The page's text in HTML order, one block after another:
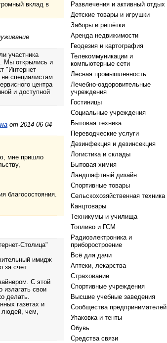
вклад в
участника
Мы открылись и
"Интернет
специалистам
центра
и доступной
от 2014-06-04
мне пришло
благосостояния.
Столица"
имидж
за счет
С этой
свои
делать.
газетах и
людей, чем,
Развлечения и активный отдых
Детские товары и игрушки
Заборы и решётки
Аренда недвижимости
Геодезия и картография
Телекоммуникации и
компьютерные сети
Лесная промышленность
Лечебно-оздоровительные
учреждения
Гостиницы
Социальные учреждения
Бытовая техника
Переводческие услуги
Дезинфекция и дезинсекция
Логистика и склады
Бытовая химия
Ландшафтный дизайн
Спортивные товары
Сельскохозяйственная техника
Канцтовары
Техникумы и училища
Топливо и ГСМ
Радиоэлектроника и
приборостроение
Всё для дачи
Аптеки, лекарства
Страхование
Спортивные учреждения
Высшие учебные заведения
Сообщества предпринимателей
Упаковка и тенты
Обувь
Средства связи